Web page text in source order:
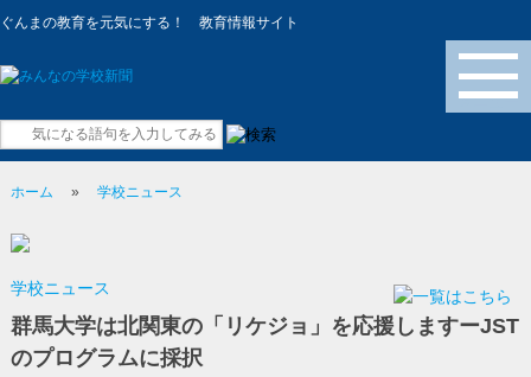
ぐんまの教育を元気にする！ 教育情報サイト
メニュー
ホーム » 学校ニュース
学校ニュース
群馬大学は北関東の「リケジョ」を応援しますーJST
のプログラムに採択